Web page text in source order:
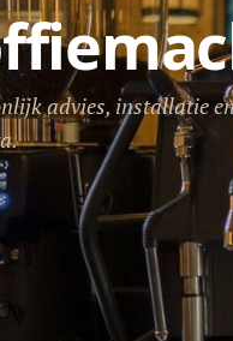
advies, installatie